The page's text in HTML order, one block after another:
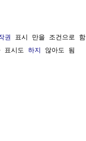
권
표시 만을 조건으로 함
표시도 하지 않아도 됨